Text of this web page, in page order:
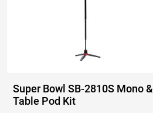
Super Bowl SB-2810S Mono &
Table Pod Kit